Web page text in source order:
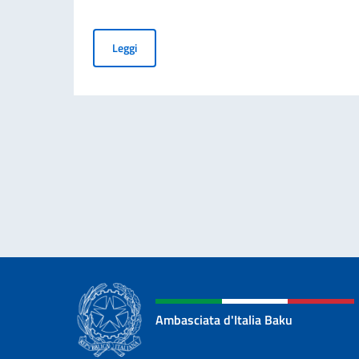
LeggiBusiness Insights from Italy – A letter to
Ambasciata d'Italia Baku